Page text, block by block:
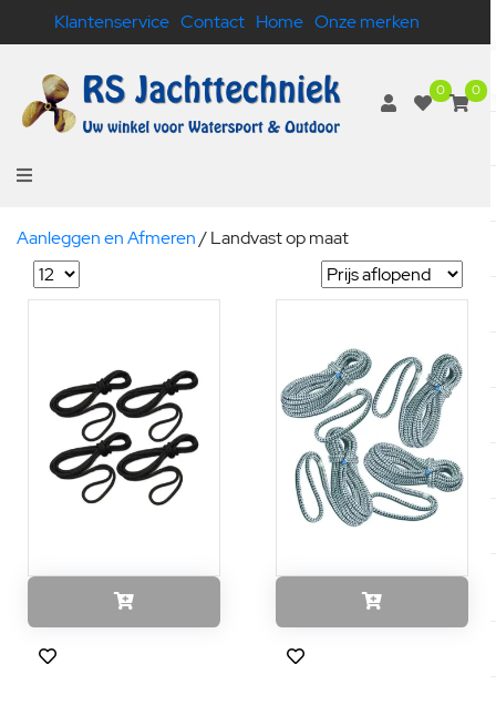
Klantenservice Contact Home Onze merken
0 0
Aanleggen en Afmeren/Landvast op maat